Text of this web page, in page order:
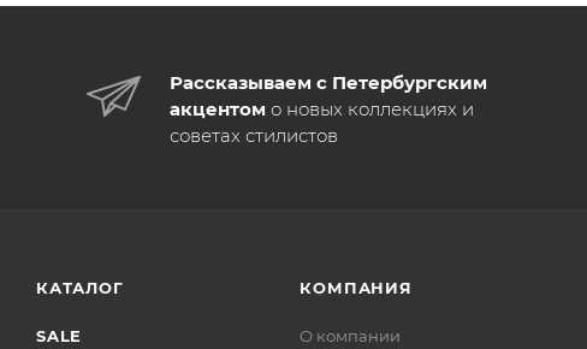
Рассказываем с Петербургским
акцентом о новых коллекциях и
советах стилистов
КАТАЛОГ
SALE
КОМПАНИЯ
О компании